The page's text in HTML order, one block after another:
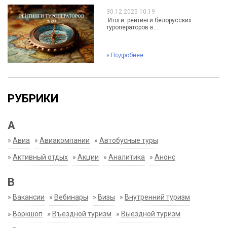
30.12.2025 10:19
Итоги: рейтинги белорусских
туроператоров в...
» Подробнее
РУБРИКИ
А
» Авиа » Авиакомпании » Автобусные туры
» Активный отдых » Акции » Аналитика » Анонс
В
» Вакансии » Вебинары » Визы » Внутренний туризм
» Воркшоп » Въездной туризм » Выездной туризм